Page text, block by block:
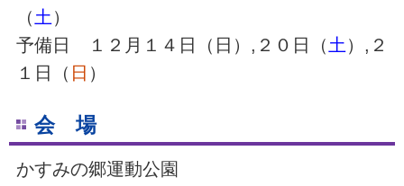
（ 土 ）
予備日 １２月１４日（日）,２０日（ 土 ）,２
１日（ 日 ）
会 場
かすみの郷運動公園